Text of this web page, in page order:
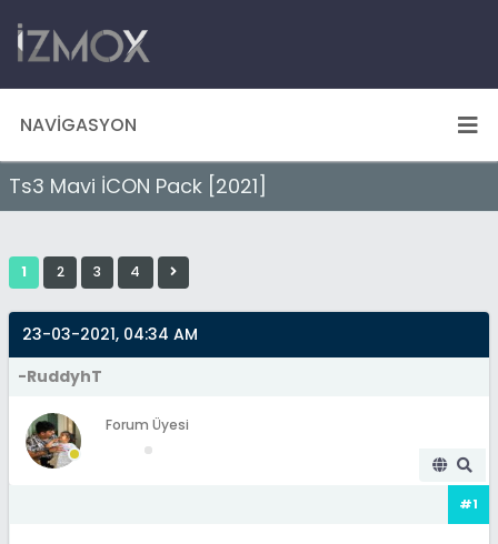
NAVIGASYON
Ts3 Mavi İCON Pack [2021]
1 2 3 4
23-03-2021, 04:34 AM
-RuddyhT
Forum Üyesi
#1